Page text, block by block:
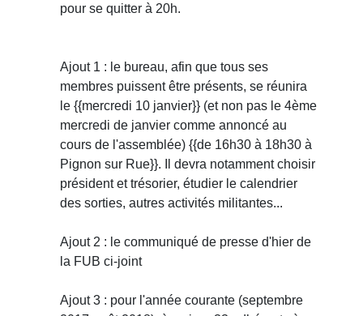
pour se quitter à 20h.
Ajout 1 : le bureau, afin que tous ses
membres puissent être présents, se réunira
le {{mercredi 10 janvier}} (et non pas le 4ème
mercredi de janvier comme annoncé au
cours de l'assemblée) {{de 16h30 à 18h30 à
Pignon sur Rue}}. Il devra notamment choisir
président et trésorier, étudier le calendrier
des sorties, autres activités militantes...
Ajout 2 : le communiqué de presse d'hier de
la FUB ci-joint
Ajout 3 : pour l'année courante (septembre